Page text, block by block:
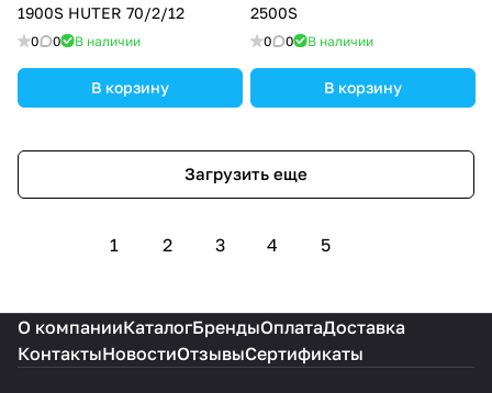
1900S HUTER 70/2/12
0 0 В наличии
В корзину
2500S
0 0 В наличии
В корзину
Загрузить еще
1 2 3 4 5
О компанииКаталогБрендыОплатаДоставка
КонтактыНовостиОтзывыСертификаты